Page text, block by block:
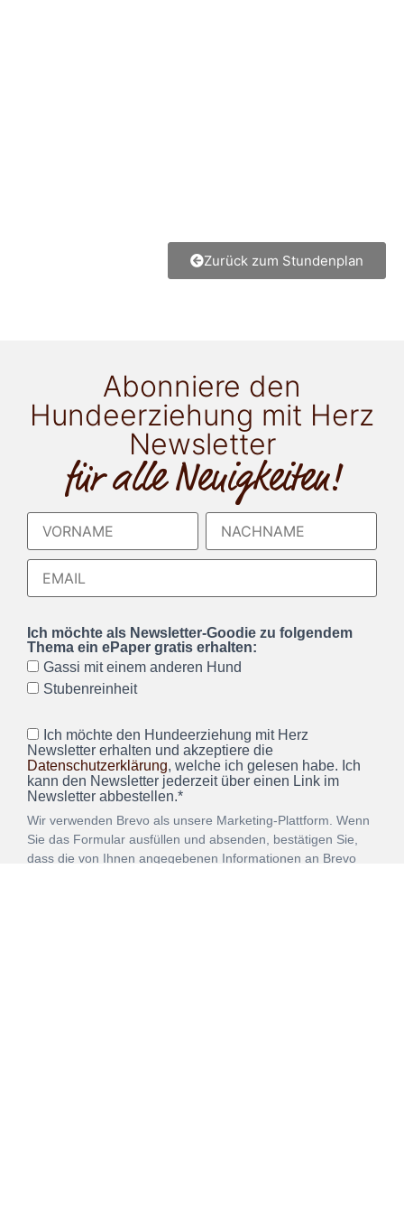
Zurück zum Stundenplan
Abonniere den
Hundeerziehung mit Herz
Newsletter
für alle Neuigkeiten!
Ich möchte als Newsletter-Goodie zu folgendem
Thema ein ePaper gratis erhalten:
Gassi mit einem anderen Hund
Stubenreinheit
Ich möchte den Hundeerziehung mit Herz
Newsletter erhalten und akzeptiere die
Datenschutzerklärung, welche ich gelesen habe. Ich
kann den Newsletter jederzeit über einen Link im
Newsletter abbestellen.*
Wir verwenden Brevo als unsere Marketing-Plattform. Wenn
Sie das Formular ausfüllen und absenden, bestätigen Sie,
dass die von Ihnen angegebenen Informationen an Brevo